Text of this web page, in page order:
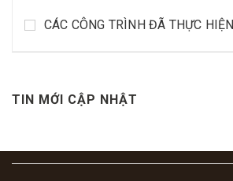
CÁC CÔNG TRÌNH ĐÃ THỰC HIỆN
TIN MỚI CẬP NHẬT